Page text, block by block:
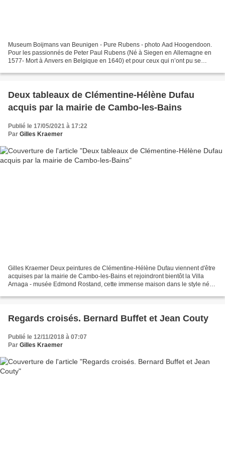
Museum Boijmans van Beunigen - Pure Rubens - photo Aad Hoogendoon.
Pour les passionnés de Peter Paul Rubens (Né à Siegen en Allemagne en
1577- Mort à Anvers en Belgique en 1640) et pour ceux qui n’ont pu se
Deux tableaux de Clémentine-Hélène Dufau
acquis par la mairie de Cambo-les-Bains
Publié le 17/05/2021 à 17:22
Par Gilles Kraemer
Gilles Kraemer Deux peintures de Clémentine-Hélène Dufau viennent d'être
acquises par la mairie de Cambo-les-Bains et rejoindront bientôt la Villa
Arnaga - musée Edmond Rostand, cette immense maison dans le style néo-
Regards croisés. Bernard Buffet et Jean Couty
Publié le 12/11/2018 à 07:07
Par Gilles Kraemer